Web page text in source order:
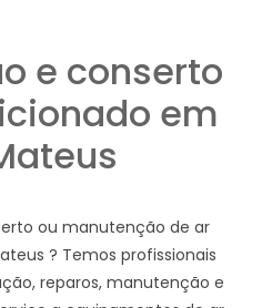
e conserto
em
ou manutenção de ar
? Temos profissionais
reparos, manutenção e